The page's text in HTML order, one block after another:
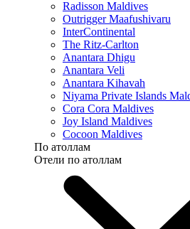
Radisson Maldives
Outrigger Maafushivaru
InterContinental
The Ritz-Carlton
Anantara Dhigu
Anantara Veli
Anantara Kihavah
Niyama Private Islands
Cora Cora Maldives
Joy Island Maldives
Cocoon Maldives
По атоллам
Отели по атоллам